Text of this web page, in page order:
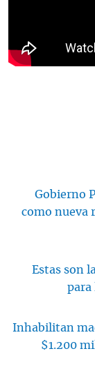
Gobierno
como nueva
Estas son
para
Inhabilitan
$1.200